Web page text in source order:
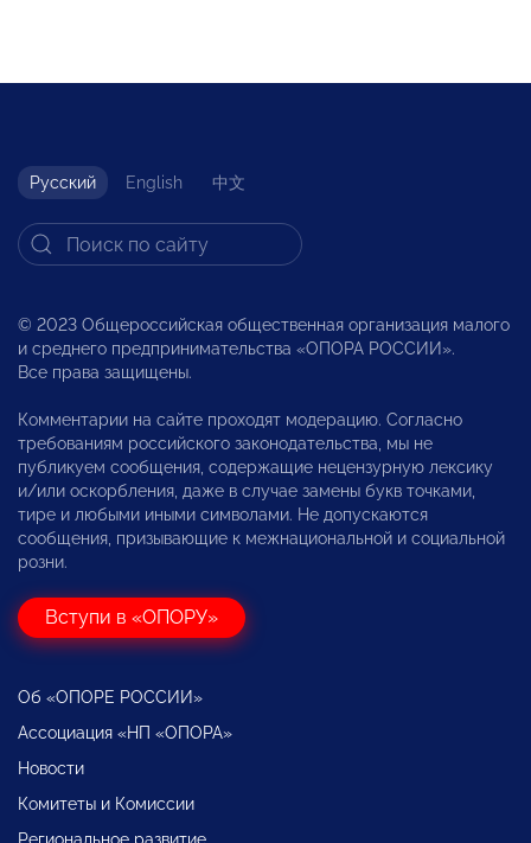
Русский English 中文
© 2023 Общероссийская общественная организация малого
и среднего предпринимательства «ОПОРА РОССИИ».
Все права защищены.
Комментарии на сайте проходят модерацию. Согласно
требованиям российского законодательства, мы не
публикуем сообщения, содержащие нецензурную лексику
и/или оскорбления, даже в случае замены букв точками,
тире и любыми иными символами. Не допускаются
сообщения, призывающие к межнациональной и социальной
розни.
Вступи в «ОПОРУ»
Об «ОПОРЕ РОССИИ»
Ассоциация «НП «ОПОРА»
Новости
Комитеты и Комиссии